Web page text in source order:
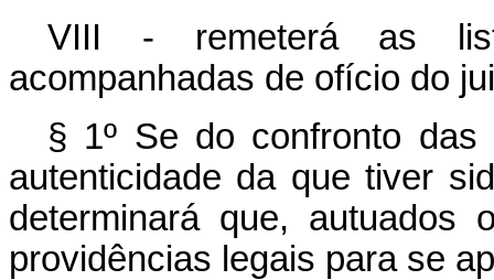
VIII - remeterá as
acompanhadas de ofício do
§ 1º Se do confronto
autenticidade da que tiver
determinará que, autuados
providências legais para se